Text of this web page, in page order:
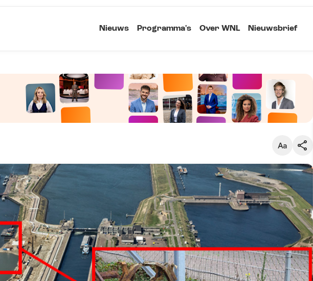
Nieuws Programma's Over WNL Nieuwsbrief
Klein
Standaard
Groot
Kopieer link